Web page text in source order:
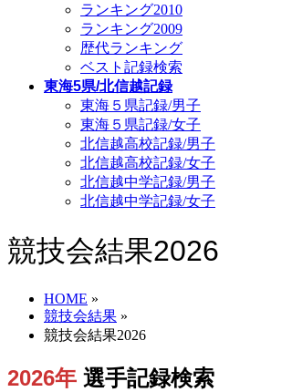
ランキング2010
ランキング2009
歴代ランキング
ベスト記録検索
東海5県/北信越記録
東海５県記録/男子
東海５県記録/女子
北信越高校記録/男子
北信越高校記録/女子
北信越中学記録/男子
北信越中学記録/女子
競技会結果2026
HOME »
競技会結果 »
競技会結果2026
2026年 選手記録検索